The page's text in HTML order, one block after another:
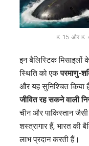
K-15 और K-4
इन बैलिस्टिक
स्थिति को एकपरमाणु-
और यह सुनिश्चित
जीवित रह सकने वाली
चीन और पाकिस्तान
शस्त्रागार हैं, भारत की
लाभ प्रदान करती हैं।